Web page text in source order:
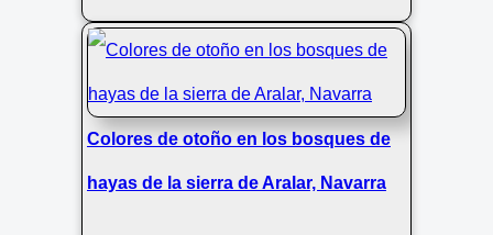
Colores de otoño en los bosques de
hayas de la sierra de Aralar, Navarra